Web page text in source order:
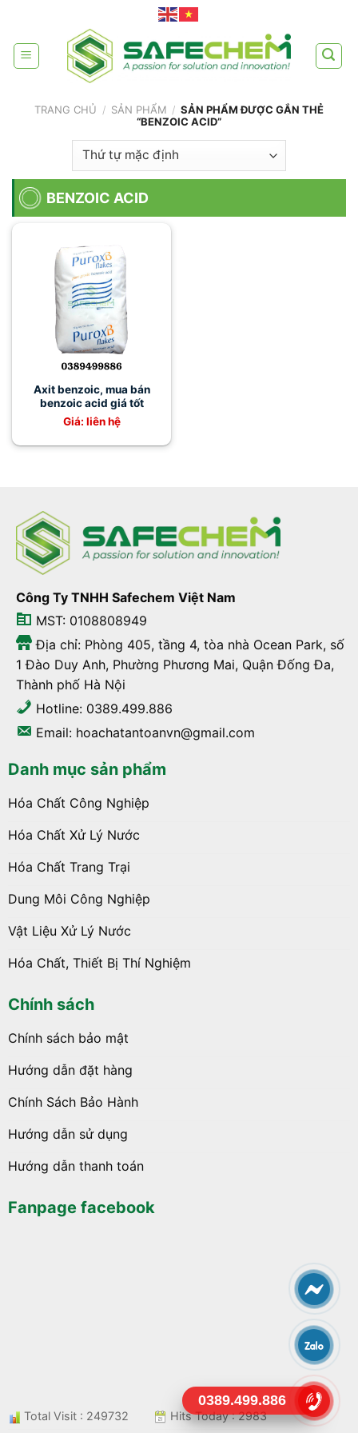
content
TRANG CHỦ / SẢN PHẨM / SẢN PHẨM ĐƯỢC GẮN THẺ
“BENZOIC ACID”
BENZOIC ACID
Axit benzoic, mua bán
benzoic acid giá tốt
Giá: liên hệ
Công Ty TNHH Safechem Việt Nam
MST: 0108808949
Địa chỉ: Phòng 405, tầng 4, tòa nhà Ocean Park, số
1 Đào Duy Anh, Phường Phương Mai, Quận Đống Đa,
Thành phố Hà Nội
Hotline: 0389.499.886
Email: hoachatantoanvn@gmail.com
Danh mục sản phẩm
Hóa Chất Công Nghiệp
Hóa Chất Xử Lý Nước
Hóa Chất Trang Trại
Dung Môi Công Nghiệp
Vật Liệu Xử Lý Nước
Hóa Chất, Thiết Bị Thí Nghiệm
Chính sách
Chính sách bảo mật
Hướng dẫn đặt hàng
Chính Sách Bảo Hành
Hướng dẫn sử dụng
Hướng dẫn thanh toán
Fanpage facebook
Total Visit : 249732 Hits Today : 2983
0389.499.886